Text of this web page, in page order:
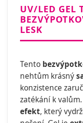
UV/LED GEL
LESK
Tento
nehtům krásný
konzistence
zatékání k
efekt, který